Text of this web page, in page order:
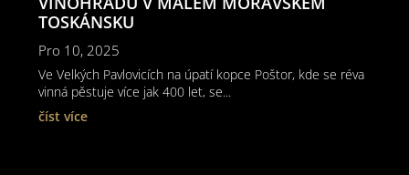
TOSKÁNSKU
Pro 10, 2025
Ve Velkých Pavlovicích na úpatí kopce Poštor, kde se réva
vinná pěstuje více jak 400 let, se...
číst více